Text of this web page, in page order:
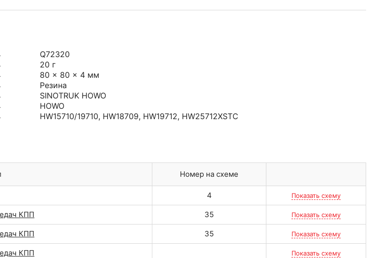
Q72320
20 г
80 × 80 × 4 мм
Резина
SINOTRUK HOWO
HOWO
HW15710/19710, HW18709, HW19712, HW25712XSTC
Номер на схеме
4 Показать схему
КПП 35 Показать схему
КПП 35 Показать схему
КПП Показать схему